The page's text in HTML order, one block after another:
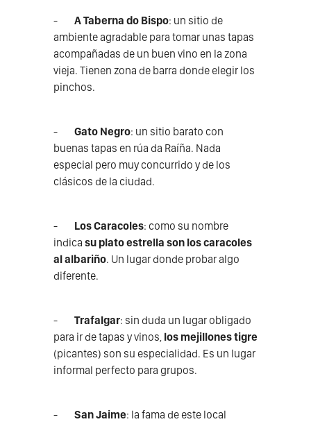
- A Taberna do Bispo: un sitio de
ambiente agradable para tomar unas tapas
acompañadas de un buen vino en la zona
vieja. Tienen zona de barra donde elegir los
pinchos.
- Gato Negro: un sitio barato con
buenas tapas en rúa da Raíña. Nada
especial pero muy concurrido y de los
clásicos de la ciudad.
- Los Caracoles: como su nombre
indica su plato estrella son los caracoles
al albariño. Un lugar donde probar algo
diferente.
- Trafalgar: sin duda un lugar obligado
para ir de tapas y vinos, los mejillones tigre
(picantes) son su especialidad. Es un lugar
informal perfecto para grupos.
- San Jaime: la fama de este local